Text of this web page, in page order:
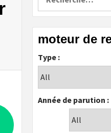
moteur de
Type :
Année de parution :